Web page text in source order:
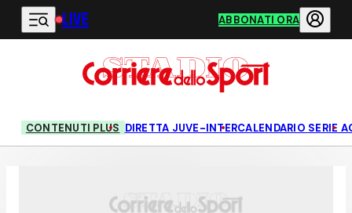
Vai al contenuto principale
LIVE ABBONATI ORA
CONTENUTI PLUS DIRETTA JUVE-INTERCALENDARIO SERIE A